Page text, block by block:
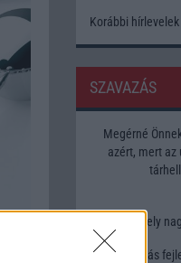
Korábbi hírlevelek
SZAVAZÁS
Megérné
azért, mert az
Igen, a tárhely
Talán, ha más